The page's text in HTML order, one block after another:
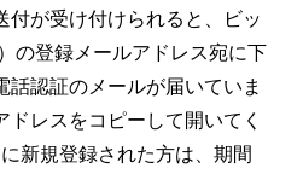
付が受け付けられると、ビッ
の登録メールアドレス宛に下
話認証のメールが届いていま
レスをコピーして開いてく
新規登録された方は、期間